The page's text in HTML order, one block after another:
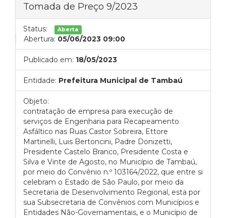
Tomada de Preço 9/2023
Status: Aberta
Abertura: 05/06/2023 09:00
Publicado em: 18/05/2023
Entidade: Prefeitura Municipal de Tambaú
Objeto:
contratação de empresa para execução de
serviços de Engenharia para Recapeamento
Asfáltico nas Ruas Castor Sobreira, Ettore
Martinelli, Luis Bertoncini, Padre Donizetti,
Presidente Castelo Branco, Presidente Costa e
Silva e Vinte de Agosto, no Município de Tambaú,
por meio do Convênio n.º 103164/2022, que entre si
celebram o Estado de São Paulo, por meio da
Secretaria de Desenvolvimento Regional, esta por
sua Subsecretaria de Convênios com Municípios e
Entidades Não-Governamentais, e o Município de